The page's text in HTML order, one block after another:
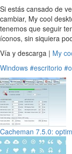
Si estás cansado de
cambiar, My cool
tenemos que seguir
íconos, sin siquiera
Vía y descarga | My
Windows #escritorio
Cacheman 7.5.0: